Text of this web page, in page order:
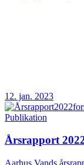
12. jan. 2023
Publikation
Årsrapport
Aarhus Vands